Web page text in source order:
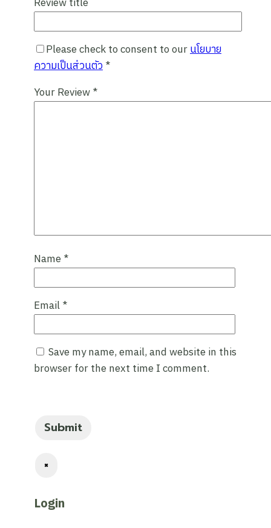
Please check to consent to ourนโยบาย
ความเป็นส่วนตัว*
Your Review*
Name*
Email*
Save my name, email, and website in this
browser for the next time I comment.
×
Login